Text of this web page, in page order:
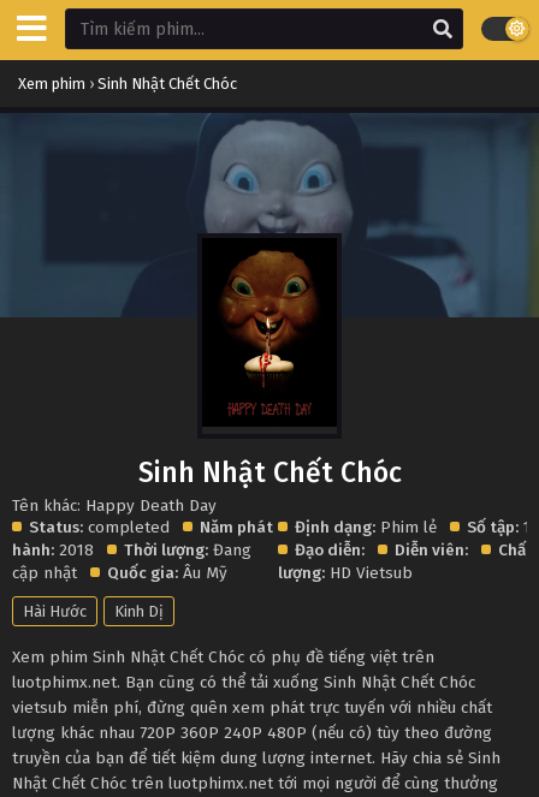
Xem phim › Sinh Nhật Chết Chóc
Sinh Nhật Chết Chóc
Tên khác: Happy Death Day
Status: completed
Năm phát
hành: 2018 Thời lượng: Đang
cập nhật
Quốc gia: Âu Mỹ
Định dạng: Phim lẻ Số tập: 1
Đạo diễn:
Diễn viên:
Chất
lượng: HD Vietsub
Hài Hước Kinh Dị
Xem phim Sinh Nhật Chết Chóc có phụ đề tiếng việt trên
luotphimx.net. Bạn cũng có thể tải xuống Sinh Nhật Chết Chóc
vietsub miễn phí, đừng quên xem phát trực tuyến với nhiều chất
lượng khác nhau 720P 360P 240P 480P (nếu có) tùy theo đường
truyền của bạn để tiết kiệm dung lượng internet. Hãy chia sẻ Sinh
Nhật Chết Chóc trên luotphimx.net tới mọi người để cùng thưởng